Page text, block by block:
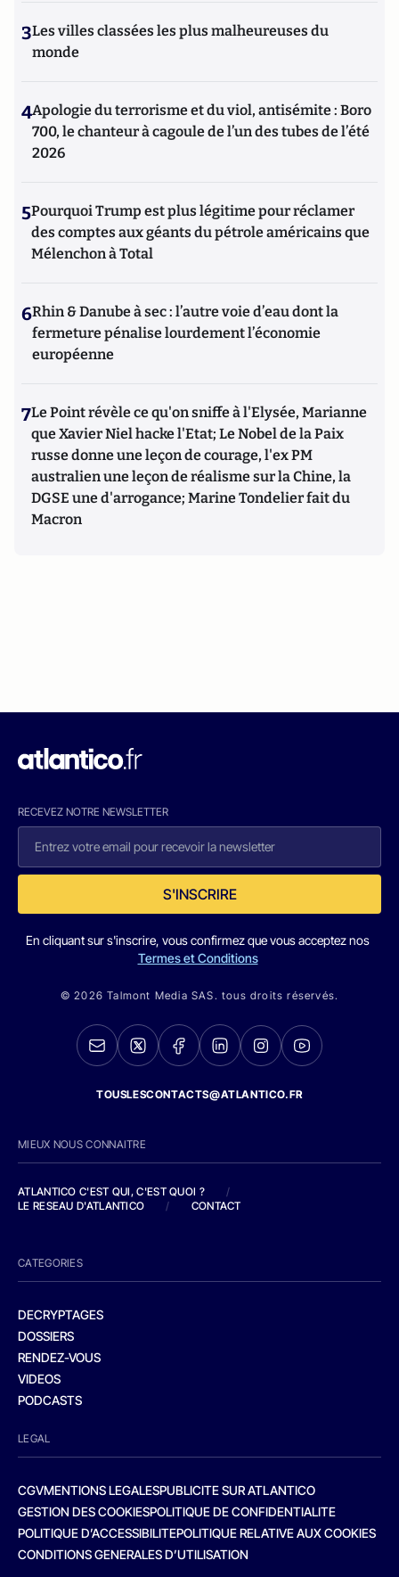
3Les villes classées les plus malheureuses du
monde
4Apologie du terrorisme et du viol, antisémite : Boro
700, le chanteur à cagoule de l’un des tubes de l’été
2026
5Pourquoi Trump est plus légitime pour réclamer
des comptes aux géants du pétrole américains que
Mélenchon à Total
6Rhin & Danube à sec : l’autre voie d’eau dont la
fermeture pénalise lourdement l’économie
européenne
7Le Point révèle ce qu'on sniffe à l'Elysée, Marianne
que Xavier Niel hacke l'Etat; Le Nobel de la Paix
russe donne une leçon de courage, l'ex PM
australien une leçon de réalisme sur la Chine, la
DGSE une d'arrogance; Marine Tondelier fait du
Macron
RECEVEZ NOTRE NEWSLETTER
S'INSCRIRE
En cliquant sur s'inscrire, vous confirmez que vous acceptez nos
Termes et Conditions
© 2026 Talmont Media SAS. tous droits réservés.
TOUSLESCONTACTS@ATLANTICO.FR
MIEUX NOUS CONNAITRE
ATLANTICO C'EST QUI, C'EST QUOI ?
/
LE RESEAU D'ATLANTICO
/ CONTACT
CATEGORIES
DECRYPTAGES
DOSSIERS
RENDEZ-VOUS
VIDEOS
PODCASTS
LEGAL
CGVMENTIONS LEGALESPUBLICITE SUR ATLANTICO
GESTION DES COOKIESPOLITIQUE DE CONFIDENTIALITE
POLITIQUE D’ACCESSIBILITEPOLITIQUE RELATIVE AUX COOKIES
CONDITIONS GENERALES D’UTILISATION